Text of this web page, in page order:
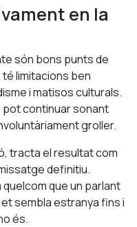
en la
són bons punts de
limitacions ben
i matisos culturals.
continuar sonant
groller.
tracta el resultat com
definitiu.
que un parlant
sembla estranya fins i
és.